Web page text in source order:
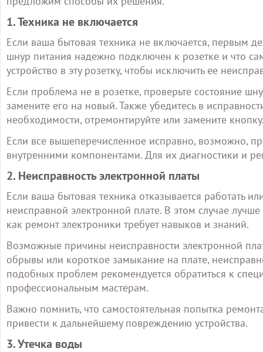
1. Техника не включается
Если ваша бытовая техника не включается, первым
шнур питания надежно подключен к розетке и что
устройство в эту розетку, чтобы исключить ее
Если проблема не в розетке, проверьте состояние
замените его на новый. Также убедитесь в
необходимости, отремонтируйте или замените
Если все вышеперечисленное исправно, возможно,
внутренними компонентами. Для их диагностики и
2. Неисправность электронной платы
Если ваша бытовая техника отказывается работать
неисправной электронной плате. В этом случае
как ремонт электроники требует навыков и знаний.
Возможные причины неисправности электронной
обрывы или короткое замыкание на плате,
подобных проблем рекомендуется обратиться к
профессиональным мастерам.
Важно помнить, что самостоятельная попытка
привести к дальнейшему повреждению устройства.
3. Утечка воды